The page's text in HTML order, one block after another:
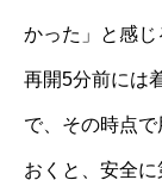
かった」と感じ
再開5分前には
で、その時点
おくと、安全に